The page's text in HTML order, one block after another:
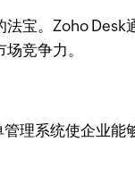
宝。Zoho
竞争力。
理系统使企业